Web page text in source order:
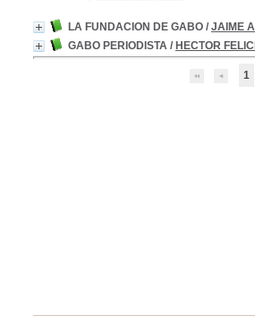
LA FUNDACION DE GABO / JAIME
GABO PERIODISTA / HECTOR
1